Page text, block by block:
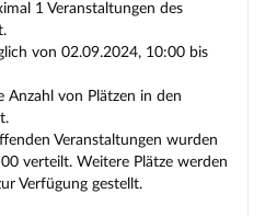
1 Veranstaltungen des
von 02.09.2024, 10:00 bis
Anzahl von Plätzen in den
Veranstaltungen wurden
verteilt. Weitere Plätze werden
Verfügung gestellt.